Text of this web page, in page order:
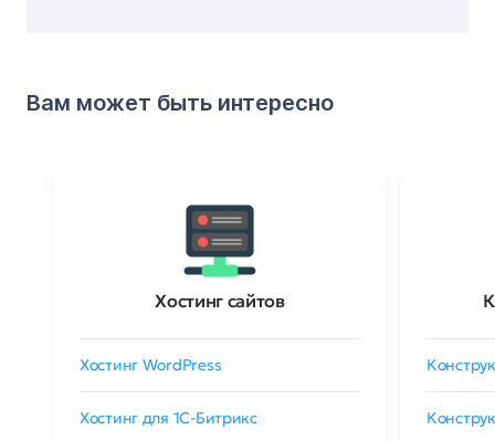
Вам может быть интересно
Хостинг сайтов
Хостинг WordPress
Хостинг для 1C-Битрикс